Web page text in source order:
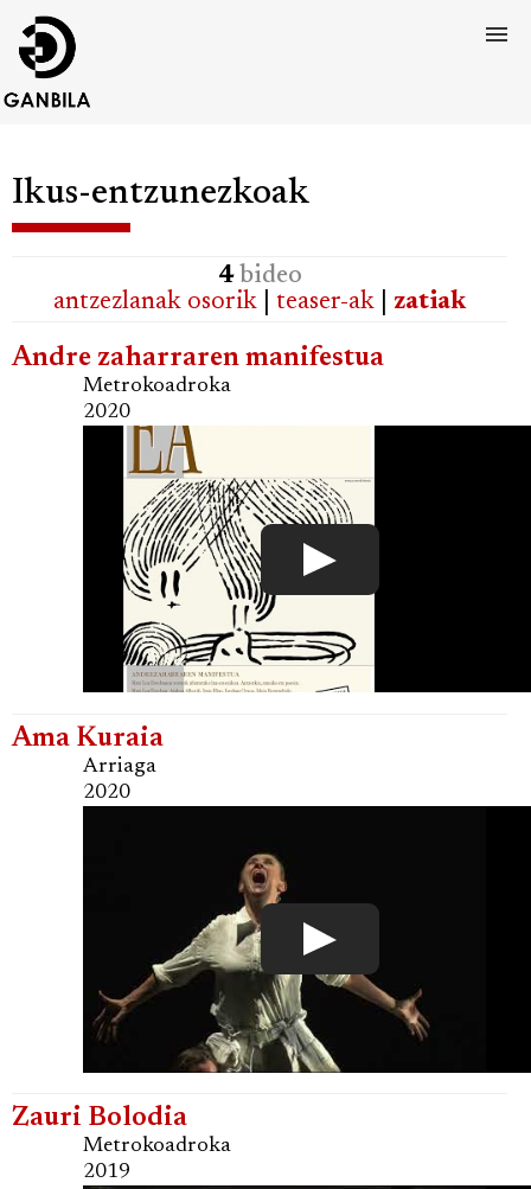
Ikus-entzunezkoak
4 bideo
antzezlanak osorik
teaser-ak zatiak
Andre zaharraren manifestua
Metrokoadroka
2020
Ama Kuraia
Arriaga
2020
Zauri Bolodia
Metrokoadroka
2019